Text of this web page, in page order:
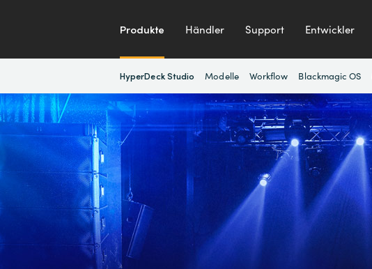
Produkte Händler Support Entwickler
HyperDeck Studio Modelle Workflow Blackmagic OS